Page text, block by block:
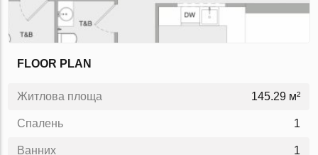
FLOOR PLAN
Житлова площа 145.29 м²
Спалень 1
Ванних 1